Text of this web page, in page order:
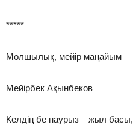
*****
Молшылық, мейір маңайым
Мейірбек Ақынбеков
Келдің бе наурыз – жыл басы,